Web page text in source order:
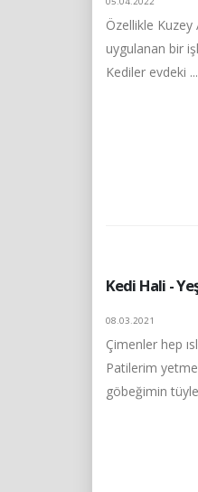
Özellikle Kuzey
uygulanan bir
Kediler evdeki ...
Kedi Hali -
08.03.2021
Çimenler hep
Patilerim
göbeğimin